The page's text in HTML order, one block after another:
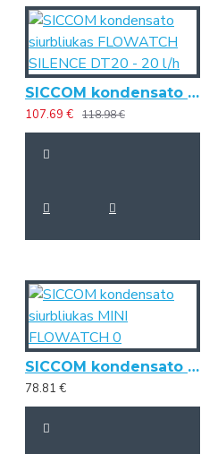
SICCOM kondensato siurbliukas FLOWATCH SILENCE DT20 - 20 l/h
107.69 € 118.98 €
SICCOM kondensato siurbliukas MINI FLOWATCH 0
78.81 €